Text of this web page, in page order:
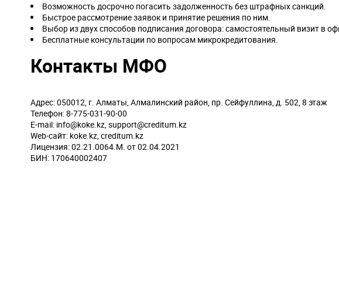
Возможность досрочно погасить задолженность без штрафных санкций.
Быстрое рассмотрение заявок и принятие решения по ним.
Выбор из двух способов подписания договора: самостоятельный визит в
Бесплатные консультации по вопросам микрокредитования.
Контакты МФО
Адрес: 050012, г. Алматы, Алмалинский район, пр. Сейфуллина, д. 502, 8 этаж
Телефон: 8-775-031-90-00
E-mail: info@koke.kz, support@creditum.kz
Web-сайт: koke.kz, creditum.kz
Лицензия: 02.21.0064.М. от 02.04.2021
БИН: 170640002407